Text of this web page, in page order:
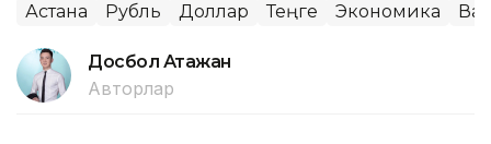
Астана Рубль Доллар Теңге Экономика
Досбол Атажан
Авторлар